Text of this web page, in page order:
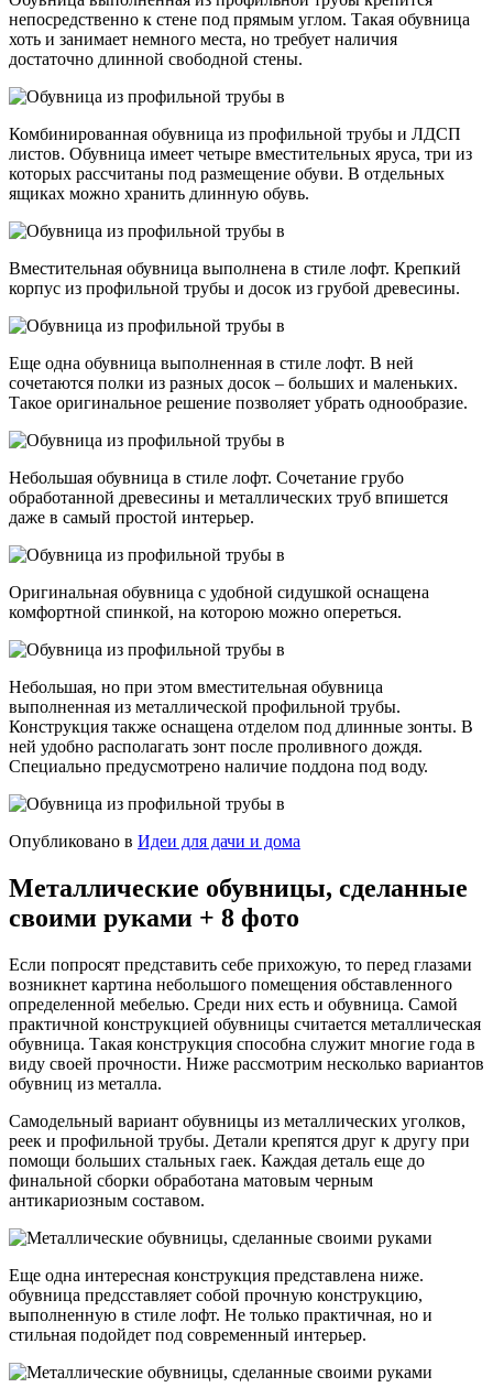
непосредственно к стене под прямым углом. Такая обувница
хоть и занимает немного места, но требует наличия
достаточно длинной свободной стены.
Комбинированная обувница из профильной трубы и ЛДСП
листов. Обувница имеет четыре вместительных яруса, три из
которых рассчитаны под размещение обуви. В отдельных
ящиках можно хранить длинную обувь.
Вместительная обувница выполнена в стиле лофт. Крепкий
корпус из профильной трубы и досок из грубой древесины.
Еще одна обувница выполненная в стиле лофт. В ней
сочетаются полки из разных досок – больших и маленьких.
Такое оригинальное решение позволяет убрать однообразие.
Небольшая обувница в стиле лофт. Сочетание грубо
обработанной древесины и металлических труб впишется
даже в самый простой интерьер.
Оригинальная обувница с удобной сидушкой оснащена
комфортной спинкой, на которою можно опереться.
Небольшая, но при этом вместительная обувница
выполненная из металлической профильной трубы.
Конструкция также оснащена отделом под длинные зонты. В
ней удобно располагать зонт после проливного дождя.
Специально предусмотрено наличие поддона под воду.
Опубликовано в Идеи для дачи и дома
Металлические обувницы, сделанные
своими руками + 8 фото
Если попросят представить себе прихожую, то перед глазами
возникнет картина небольшого помещения обставленного
определенной мебелью. Среди них есть и обувница. Самой
практичной конструкцией обувницы считается металлическая
обувница. Такая конструкция способна служит многие года в
виду своей прочности. Ниже рассмотрим несколько вариантов
обувниц из металла.
Самодельный вариант обувницы из металлических уголков,
реек и профильной трубы. Детали крепятся друг к другу при
помощи больших стальных гаек. Каждая деталь еще до
финальной сборки обработана матовым черным
антикариозным составом.
Еще одна интересная конструкция представлена ниже.
обувница предсставляет собой прочную конструкцию,
выполненную в стиле лофт. Не только практичная, но и
стильная подойдет под современный интерьер.